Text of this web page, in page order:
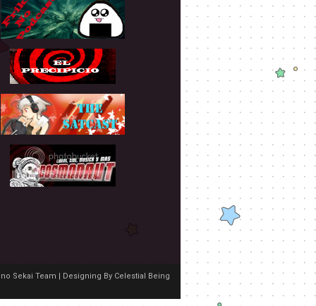
Sekai Team | Designing By Celestial Being